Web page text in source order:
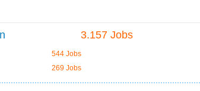
3.157 Jobs
544 Jobs
269 Jobs